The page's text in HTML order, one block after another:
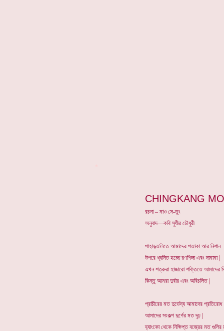
CHINGKANG
রচনা – মাও সে-তুং
অনুবাদ—কবি সুধীর চৌধুরী
পাহাড়তলিতে আমাদের পতাকা আর নিশান
উপরে ধ্বনিত হচ্ছে রণশিঙ্গা এবং দামামা |
এখন শত্রুরা হাজারো শক্তিতে আমাদের
কিন্তু আমরা দুর্বার এবং অবিচলিত |
প্রাচীরের মত দুর্ভেদ্য আমাদের প্রতিরোধ
আমাদের সংকল্প দুর্গের মত দৃঢ় |
হ্যাংকো থেকে নিক্ষিপ্ত বজ্রের মত গুলির